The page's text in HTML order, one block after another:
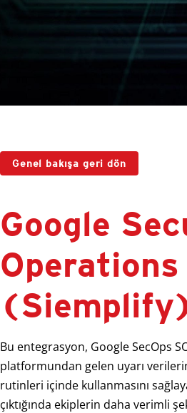
Genel bakışa geri dön
Google
Operations
Bu entegrasyon, Google SecOps
platformundan gelen uyarı
rutinleri içinde kullanmasını
çıktığında ekiplerin daha verimli